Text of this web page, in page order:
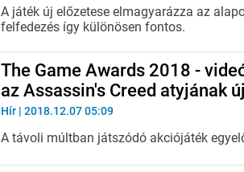
A játék új előzetese elmagyarázza az
felfedezés így különösen fontos.
The Game Awards 2018 -
az Assassin's Creed atyjának
Hír | 2018.12.07 05:09
A távoli múltban játszódó akciójáték